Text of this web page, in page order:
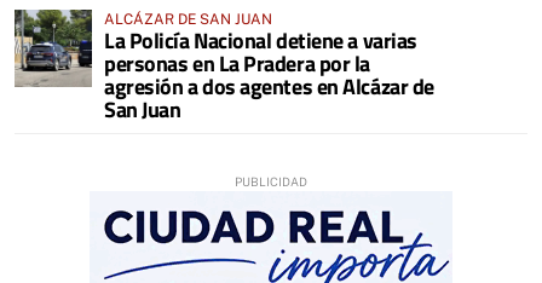
ALCÁZAR DE SAN JUAN
La Policía Nacional detiene a varias
personas en La Pradera por la
agresión a dos agentes en Alcázar de
San Juan